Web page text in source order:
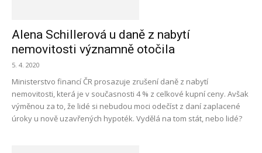
Alena Schillerová u daně z nabytí
nemovitosti významně otočila
5. 4. 2020
Ministerstvo financí ČR prosazuje zrušení daně z nabytí
nemovitosti, která je v současnosti 4 % z celkové kupní ceny. Avšak
výměnou za to, že lidé si nebudou moci odečíst z daní zaplacené
úroky u nově uzavřených hypoték. Vydělá na tom stát, nebo lidé?